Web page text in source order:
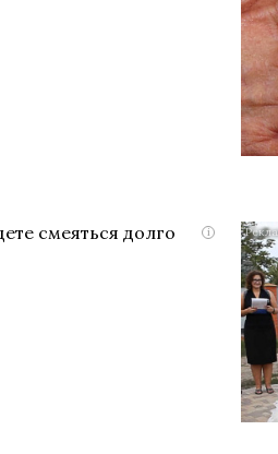
i
смеяться долго